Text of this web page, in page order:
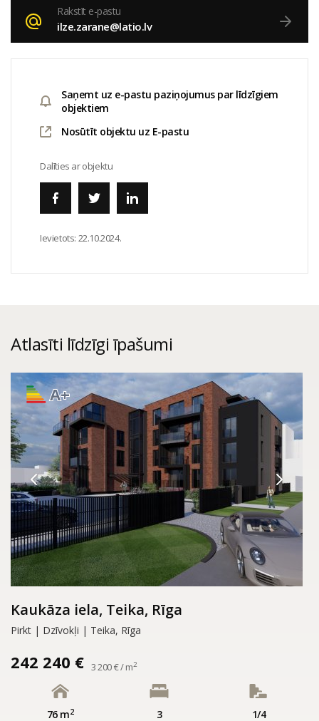
Rakstīt e-pastu
ilze.zarane@latio.lv
Saņemt uz e-pastu paziņojumus par līdzīgiem
objektiem
Nosūtīt objektu uz E-pastu
Dalīties ar objektu
Ievietots: 22.10.2024.
Atlasīti līdzīgi īpašumi
A+
Kaukāza iela, Teika, Rīga
Pirkt | Dzīvokļi | Teika, Rīga
242 240 € 3 200 € / m2
76 m2 3 1/4